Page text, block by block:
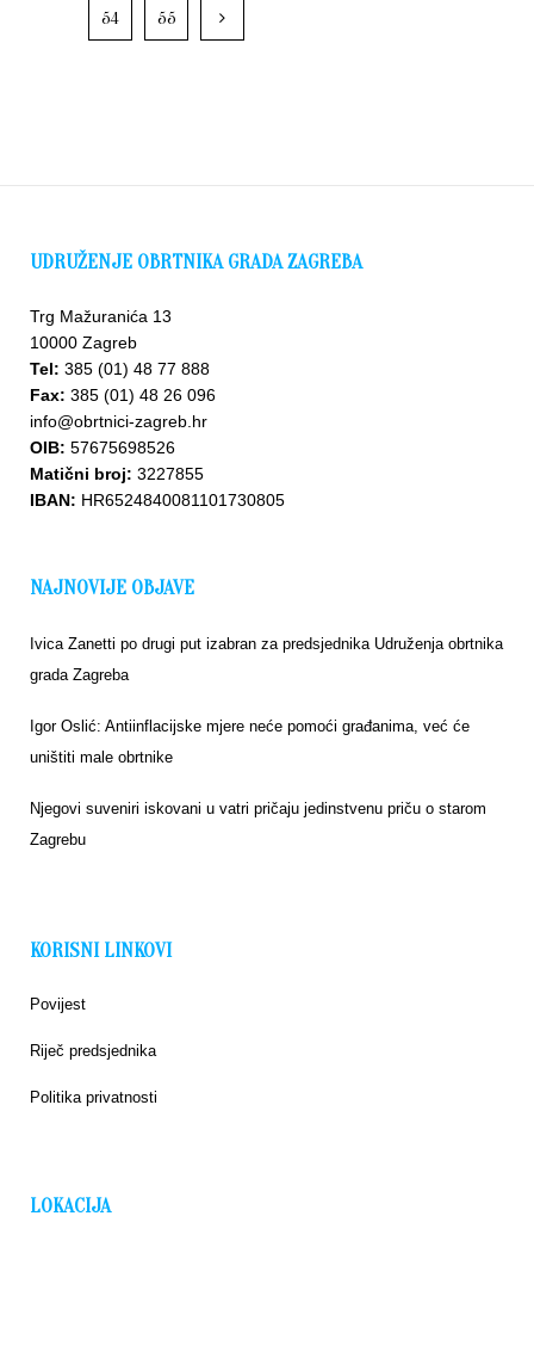
54 55
UDRUŽENJE OBRTNIKA GRADA ZAGREBA
Trg Mažuranića 13
10000 Zagreb
Tel: 385 (01) 48 77 888
Fax: 385 (01) 48 26 096
info@obrtnici-zagreb.hr
OIB: 57675698526
Matični broj: 3227855
IBAN: HR6524840081101730805
NAJNOVIJE OBJAVE
Ivica Zanetti po drugi put izabran za predsjednika Udruženja obrtnika
grada Zagreba
Igor Oslić: Antiinflacijske mjere neće pomoći građanima, već će
uništiti male obrtnike
Njegovi suveniri iskovani u vatri pričaju jedinstvenu priču o starom
Zagrebu
KORISNI LINKOVI
Povijest
Riječ predsjednika
Politika privatnosti
LOKACIJA